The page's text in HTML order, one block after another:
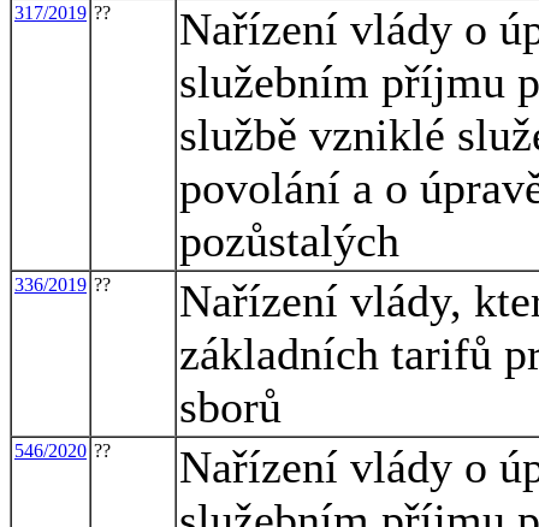
317/2019 ??
Nařízení vlády o
služebním příjmu
službě vzniklé
povolání a o
pozůstalých
336/2019 ??
Nařízení vlády,
základních tarifů
sborů
546/2020 ??
Nařízení vlády o